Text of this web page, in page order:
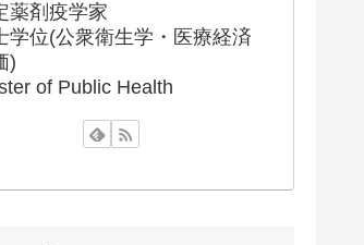
薬剤疫学家
学位(公衆衛生学・医療経済
)
of Public Health